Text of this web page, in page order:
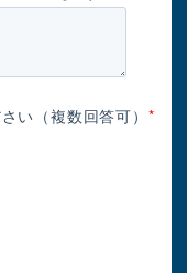
い（複数回答可） *